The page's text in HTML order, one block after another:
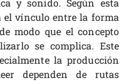
y sonido. Según esta
el vínculo entre la forma
modo que el concepto
se complica. Este
la producción
dependen de rutas